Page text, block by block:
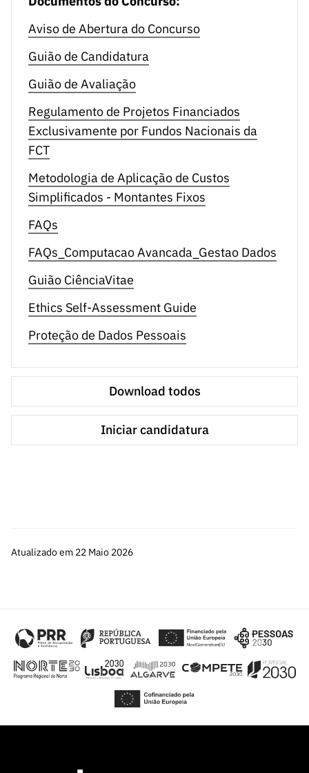
O mérito do projeto é obtido através de:
MP = 0,40 (0,50 A1 + 0,50 A2) + 0,35 (0,60 B1 + 0,40
Aviso de Abertura do Concurso
Guião de Candidatura
Guião de Avaliação
Regulamento de Projetos Financiados
Exclusivamente por Fundos Nacionais da
FCT
Metodologia de Aplicação de Custos
Simplificados - Montantes Fixos
FAQs
FAQs_Computacao Avancada_Gestao Dados
Guião CiênciaVitae
Ethics Self-Assessment Guide
Proteção de Dados Pessoais
Download todos
Iniciar candidatura
Atualizado em 22 Maio 2026